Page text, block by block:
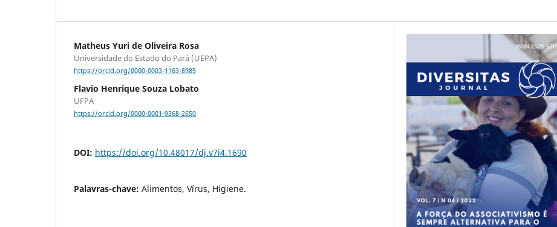
Matheus Yuri de Oliveira Rosa
Universidade do Estado do Pará (UEPA)
https://orcid.org/0000-0003-1163-8985
Flavio Henrique Souza Lobato
UFPA
https://orcid.org/0000-0001-9368-2650
DOI: https://doi.org/10.48017/dj.v7i4.1690
Palavras-chave: Alimentos, Vírus, Higiene.